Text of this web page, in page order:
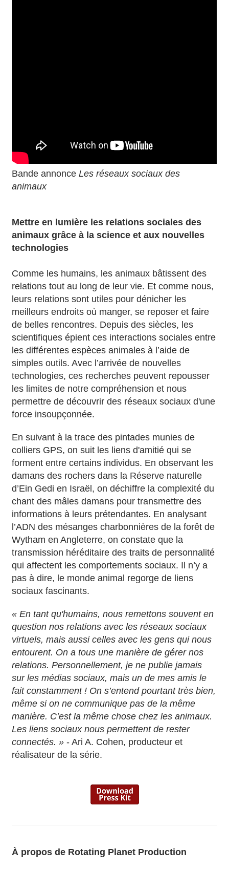
Bande annonceLes réseaux sociaux des
animaux
Mettre en lumière les relations sociales des
animaux grâce à la science et aux nouvelles
technologies
Comme les humains, les animaux bâtissent des
relations tout au long de leur vie. Et comme nous,
leurs relations sont utiles pour dénicher les
meilleurs endroits où manger, se reposer et faire
de belles rencontres. Depuis des siècles, les
scientifiques épient ces interactions sociales entre
les différentes espèces animales à l’aide de
simples outils. Avec l’arrivée de nouvelles
technologies, ces recherches peuvent repousser
les limites de notre compréhension et nous
permettre de découvrir des réseaux sociaux d'une
force insoupçonnée.
En suivant à la trace des pintades munies de
colliers GPS, on suit les liens d'amitié qui se
forment entre certains individus. En observant les
damans des rochers dans la Réserve naturelle
d’Ein Gedi en Israël, on déchiffre la complexité du
chant des mâles damans pour transmettre des
informations à leurs prétendantes. En analysant
l’ADN des mésanges charbonnières de la forêt de
Wytham en Angleterre, on constate que la
transmission héréditaire des traits de personnalité
qui affectent les comportements sociaux. Il n’y a
pas à dire, le monde animal regorge de liens
sociaux fascinants.
« En tant qu'humains, nous remettons souvent en
question nos relations avec les réseaux sociaux
virtuels, mais aussi celles avec les gens qui nous
entourent. On a tous une manière de gérer nos
relations. Personnellement, je ne publie jamais
sur les médias sociaux, mais un de mes amis le
fait constamment ! On s’entend pourtant très bien,
même si on ne communique pas de la même
manière. C’est la même chose chez les animaux.
Les liens sociaux nous permettent de rester
connectés. » - Ari A. Cohen, producteur et
réalisateur de la série.
À propos de Rotating Planet Production